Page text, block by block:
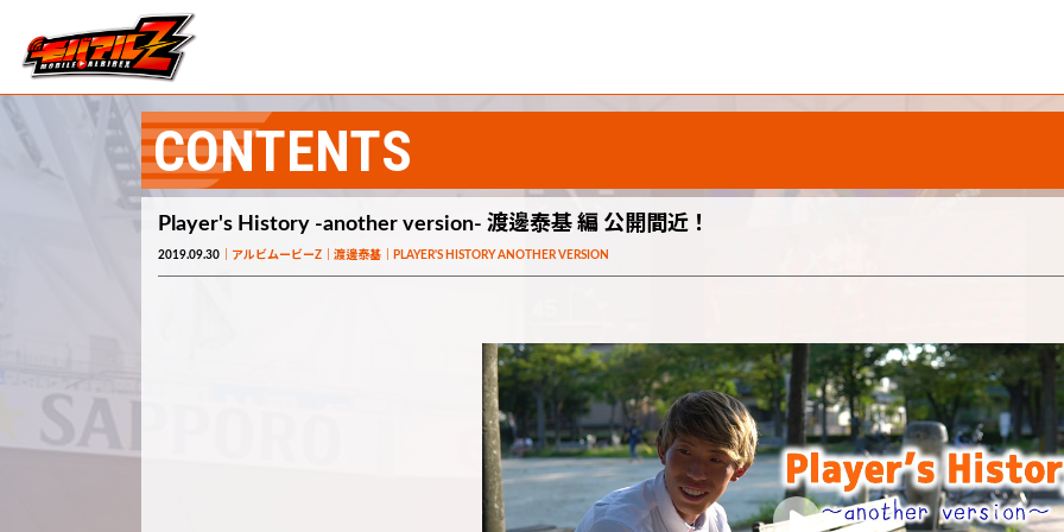
CONTENTS
Player's History -another version- 渡邊泰基 編 公開間近！
2019.09.30 アルビムービーZ 渡邊泰基 PLAYER'S HISTORY ANOTHER VERSION